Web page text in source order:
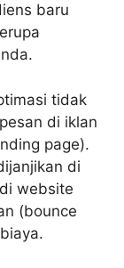
baru
tidak
di iklan
page).
di
website
(bounce